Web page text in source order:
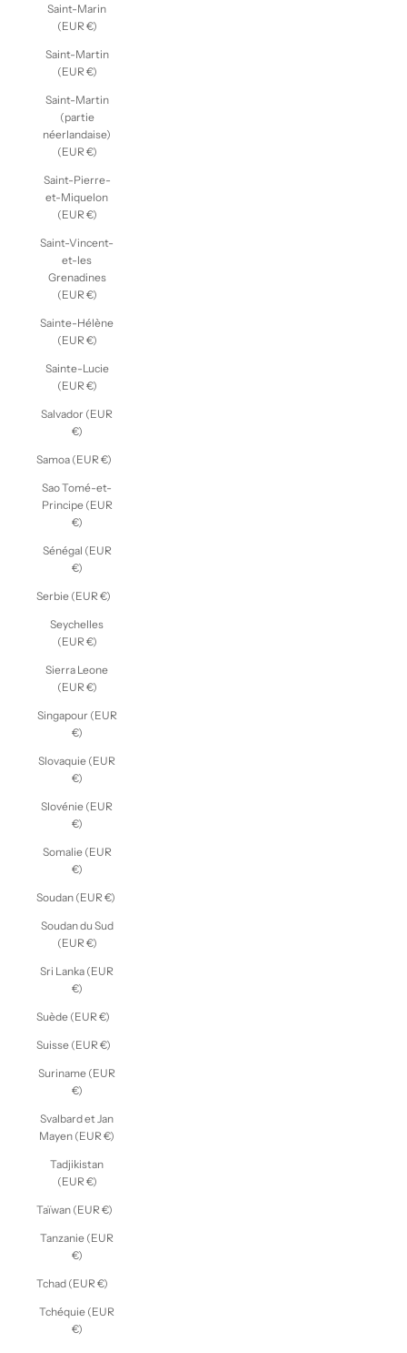
Saint-Marin
(EUR €)
Saint-Martin
(EUR €)
Saint-Martin
(partie
néerlandaise)
(EUR €)
Saint-Pierre-
et-Miquelon
(EUR €)
Saint-Vincent-
et-les
Grenadines
(EUR €)
Sainte-Hélène
(EUR €)
Sainte-Lucie
(EUR €)
Salvador (EUR
€)
Samoa (EUR €)
Sao Tomé-et-
Principe (EUR
€)
Sénégal (EUR
€)
Serbie (EUR €)
Seychelles
(EUR €)
Sierra Leone
(EUR €)
Singapour (EUR
€)
Slovaquie (EUR
€)
Slovénie (EUR
€)
Somalie (EUR
€)
Soudan (EUR €)
Soudan du Sud
(EUR €)
Sri Lanka (EUR
€)
Suède (EUR €)
Suisse (EUR €)
Suriname (EUR
€)
Svalbard et Jan
Mayen (EUR €)
Tadjikistan
(EUR €)
Taïwan (EUR €)
Tanzanie (EUR
€)
Tchad (EUR €)
Tchéquie (EUR
€)